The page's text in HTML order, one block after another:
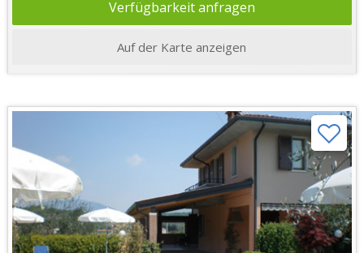
Verfügbarkeit anfragen
Auf der Karte anzeigen